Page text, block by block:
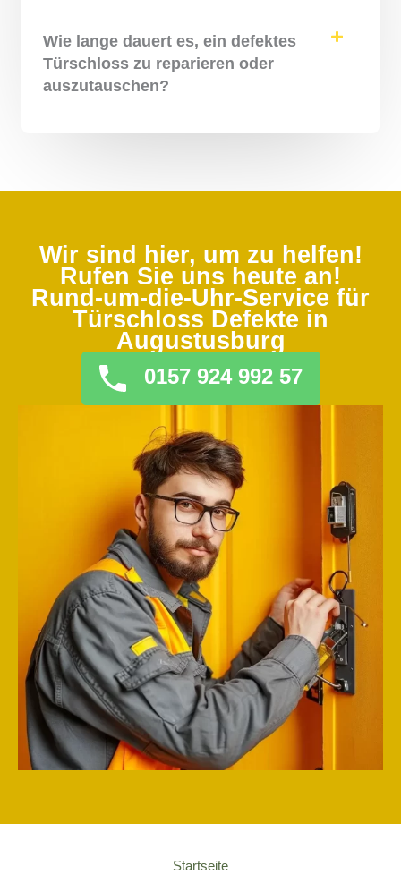
Wie lange dauert es, ein defektes
Türschloss zu reparieren oder
auszutauschen?
Wir sind hier, um zu helfen!
Rufen Sie uns heute an!
Rund-um-die-Uhr-Service für
Türschloss Defekte in
Augustusburg
0157 924 992 57
Startseite